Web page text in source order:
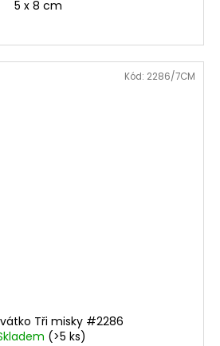
5 x 8 cm
Tři misky #2286
(>5 ks)
Kód: 2286/7CM